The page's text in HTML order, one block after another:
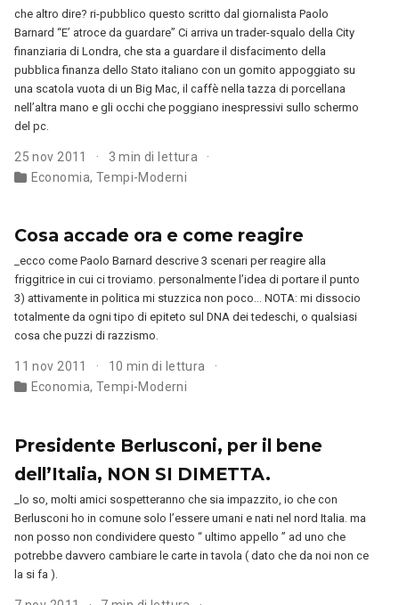
che altro dire? ri-pubblico questo scritto dal giornalista Paolo
Barnard “E’ atroce da guardare” Ci arriva un trader-squalo della City
finanziaria di Londra, che sta a guardare il disfacimento della
pubblica finanza dello Stato italiano con un gomito appoggiato su
una scatola vuota di un Big Mac, il caffè nella tazza di porcellana
nell’altra mano e gli occhi che poggiano inespressivi sullo schermo
del pc.
25 nov 2011
3 min di lettura
Economia, Tempi-Moderni
Cosa accade ora e come reagire
_ecco come Paolo Barnard descrive 3 scenari per reagire alla
friggitrice in cui ci troviamo. personalmente l’idea di portare il punto
3) attivamente in politica mi stuzzica non poco… NOTA: mi dissocio
totalmente da ogni tipo di epiteto sul DNA dei tedeschi, o qualsiasi
cosa che puzzi di razzismo.
11 nov 2011
10 min di lettura
Economia, Tempi-Moderni
Presidente Berlusconi, per il bene
dell’Italia, NON SI DIMETTA.
_lo so, molti amici sospetteranno che sia impazzito, io che con
Berlusconi ho in comune solo l’essere umani e nati nel nord Italia. ma
non posso non condividere questo “ ultimo appello ” ad uno che
potrebbe davvero cambiare le carte in tavola ( dato che da noi non ce
la si fa ).